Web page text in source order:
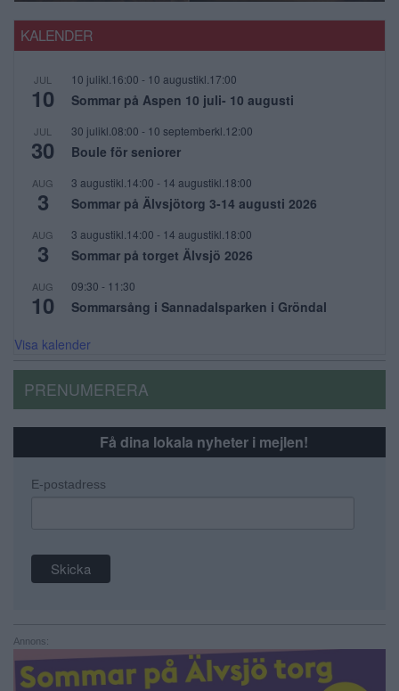
KALENDER
JUL
10
10 julikl.16:00 - 10 augustikl.17:00
Sommar på Aspen 10 juli- 10 augusti
JUL
30
30 julikl.08:00 - 10 septemberkl.12:00
Boule för seniorer
AUG
3
3 augustikl.14:00 - 14 augustikl.18:00
Sommar på Älvsjötorg 3-14 augusti 2026
AUG
3
3 augustikl.14:00 - 14 augustikl.18:00
Sommar på torget Älvsjö 2026
AUG
10
09:30 - 11:30
Sommarsång i Sannadalsparken i Gröndal
Visa kalender
PRENUMERERA
Få dina lokala nyheter i mejlen!
E-postadress
Annons: